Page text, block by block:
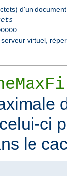
d'un
virtuel,
ci
le